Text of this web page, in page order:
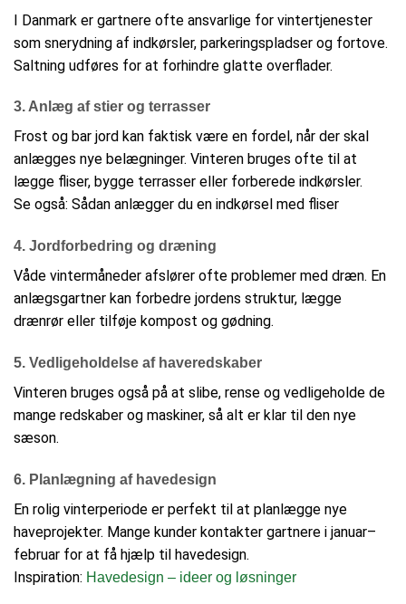
I Danmark er gartnere ofte ansvarlige for vintertjenester
som snerydning af indkørsler, parkeringspladser og fortove.
Saltning udføres for at forhindre glatte overflader.
3. Anlæg af stier og terrasser
Frost og bar jord kan faktisk være en fordel, når der skal
anlægges nye belægninger. Vinteren bruges ofte til at
lægge fliser, bygge terrasser eller forberede indkørsler.
Se også: Sådan anlægger du en indkørsel med fliser
4. Jordforbedring og dræning
Våde vintermåneder afslører ofte problemer med dræn. En
anlægsgartner kan forbedre jordens struktur, lægge
drænrør eller tilføje kompost og gødning.
5. Vedligeholdelse af haveredskaber
Vinteren bruges også på at slibe, rense og vedligeholde de
mange redskaber og maskiner, så alt er klar til den nye
sæson.
6. Planlægning af havedesign
En rolig vinterperiode er perfekt til at planlægge nye
haveprojekter. Mange kunder kontakter gartnere i januar–
februar for at få hjælp til havedesign.
Inspiration: Havedesign – ideer og løsninger